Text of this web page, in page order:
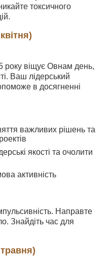
токсичного
року віщує Овнам день,
Ваш лідерський
в досягненні
важливих рішень та
якості та очолити
активність
Направте
Знайдіть час для